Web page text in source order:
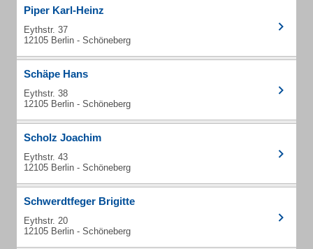
Piper Karl-Heinz
Eythstr. 37
12105 Berlin - Schöneberg
Schäpe Hans
Eythstr. 38
12105 Berlin - Schöneberg
Scholz Joachim
Eythstr. 43
12105 Berlin - Schöneberg
Schwerdtfeger Brigitte
Eythstr. 20
12105 Berlin - Schöneberg